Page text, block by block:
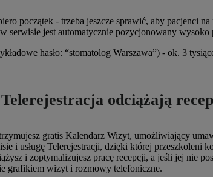
początek - trzeba jeszcze sprawić, aby pacjenci
serwisie jest automatycznie pozycjonowany wysoko
hasło: “stomatolog Warszawa”) - ok. 3
odciążają
gratis Kalendarz Wizyt, umożliwiający
i usługę Telerejestracji, dzięki której przeszkoleni
i zoptymalizujesz pracę recepcji, a jeśli jej nie
grafikiem wizyt i rozmowy telefoniczne.